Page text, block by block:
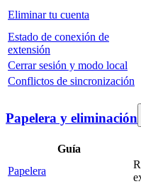
Eliminar tu cuenta
Estado de conexión de
extensión
Cerrar sesión y modo local
Conflictos de sincronización
Papelera y eliminación
Guía
Papelera